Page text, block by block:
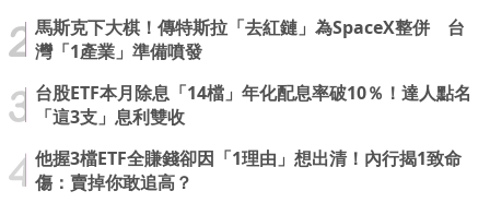
馬斯克下大棋！傳特斯拉「去紅鏈」為SpaceX整併 台
灣「1產業」準備噴發
台股ETF本月除息「14檔」年化配息率破10％！達人點名
「這3支」息利雙收
他握3檔ETF全賺錢卻因「1理由」想出清！內行揭1致命
傷：賣掉你敢追高？